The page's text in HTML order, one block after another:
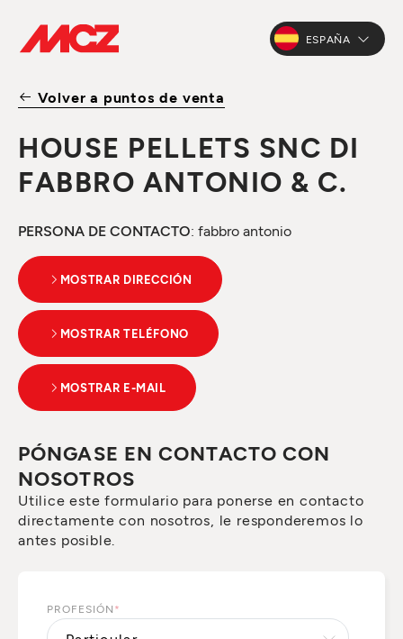
ESPAÑA
Volver a puntos de venta
HOUSE PELLETS SNC DI
FABBRO ANTONIO & C.
PERSONA DE CONTACTO: fabbro antonio
MOSTRAR DIRECCIÓN
MOSTRAR TELÉFONO
MOSTRAR E-MAIL
PÓNGASE EN CONTACTO CON
NOSOTROS
Utilice este formulario para ponerse en contacto
directamente con nosotros, le responderemos lo
antes posible.
PROFESIÓN *